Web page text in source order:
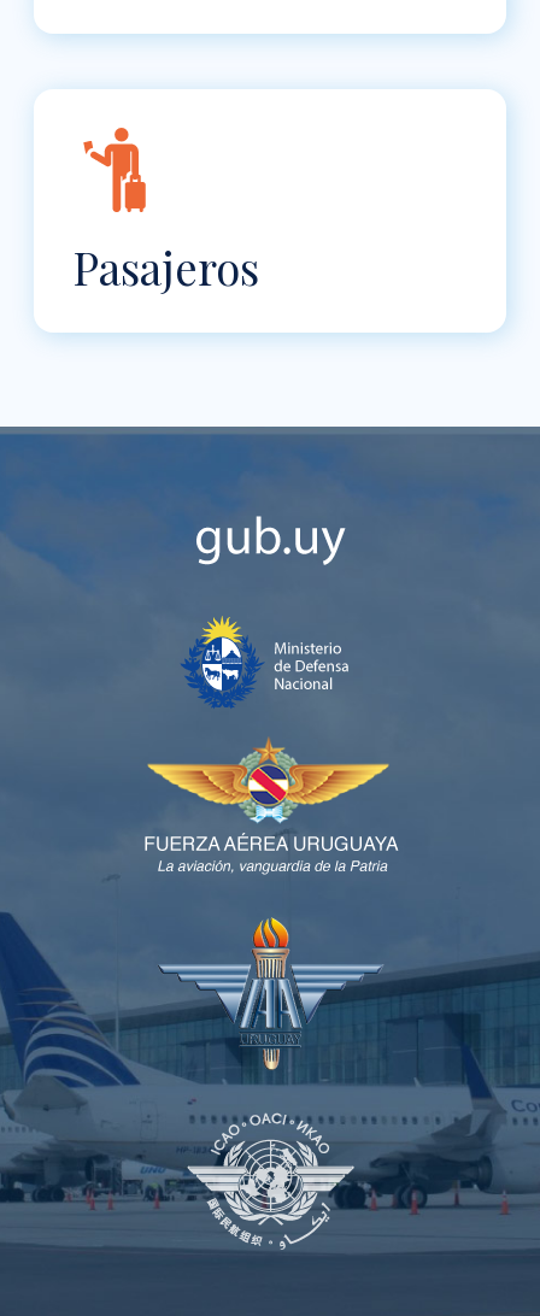
Pasajeros